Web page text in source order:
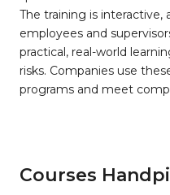
The training is interactive,
employees and
practical, real-world
risks. Companies use
programs and meet
Courses